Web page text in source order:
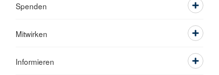
Spenden
Mitwirken
Informieren